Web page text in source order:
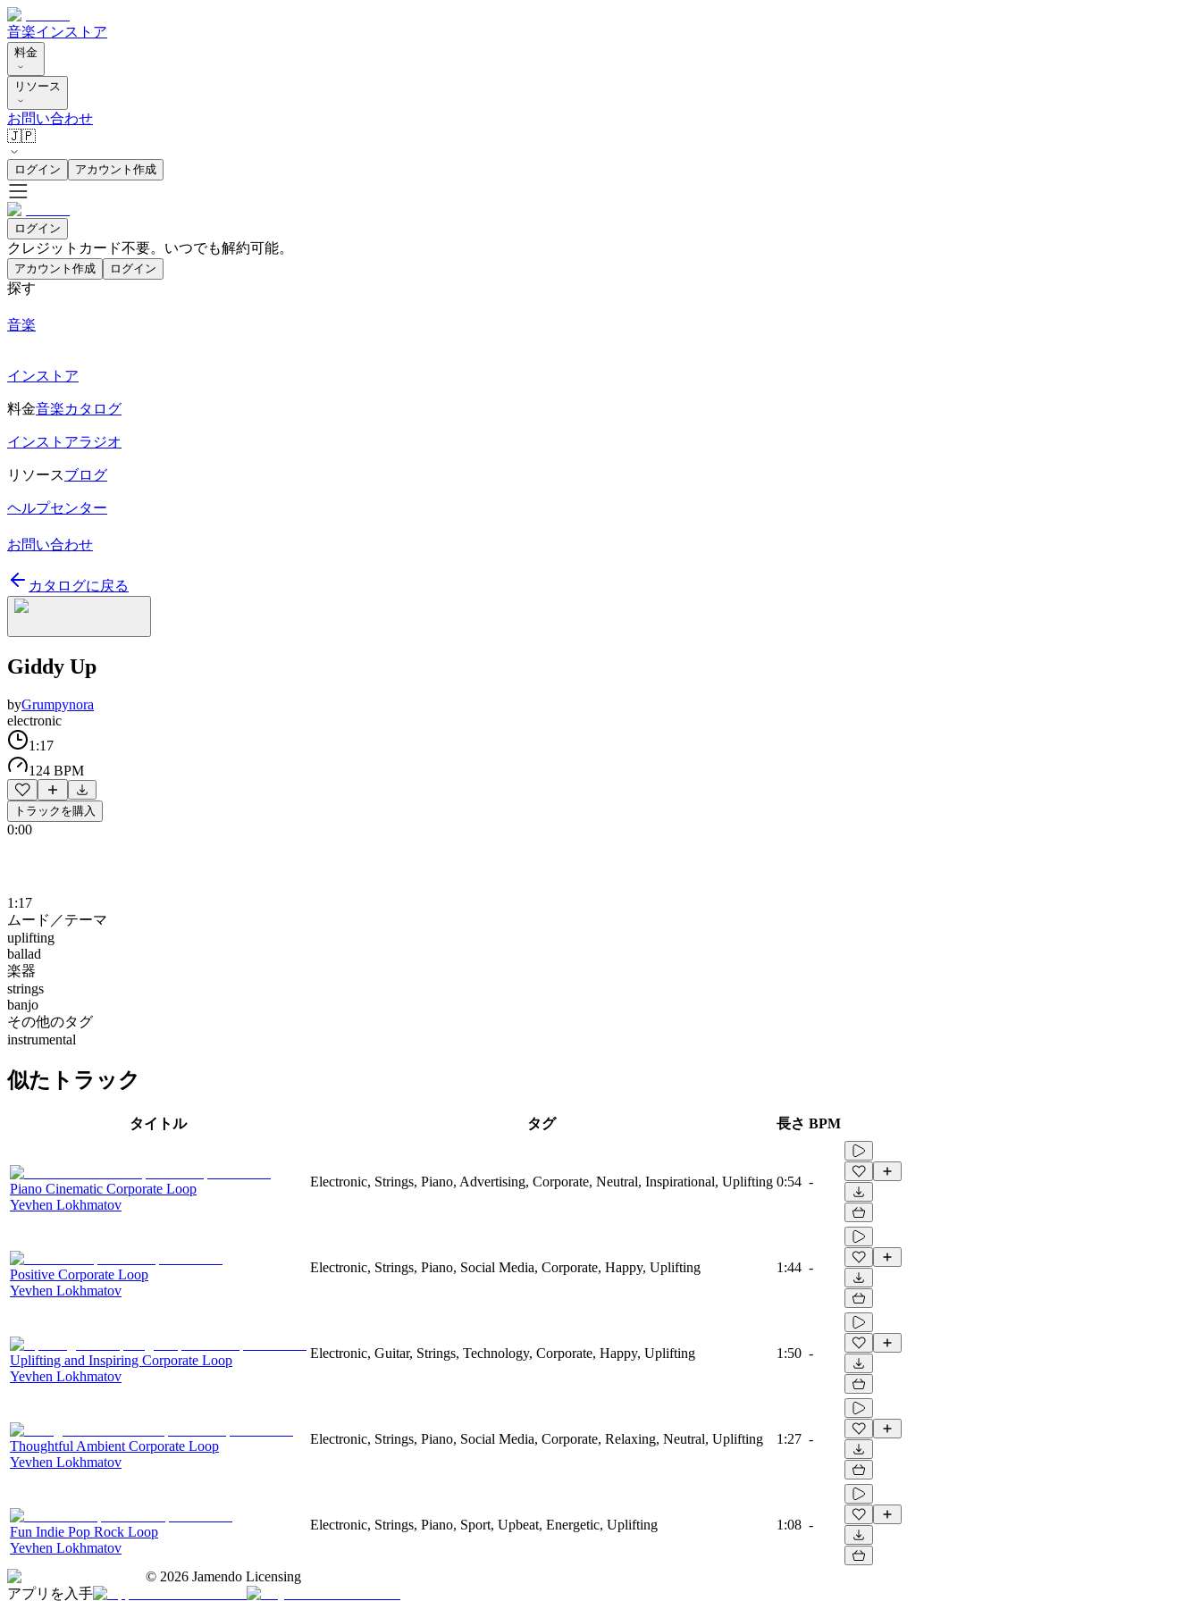
音楽インストア
料金
リソース
お問い合わせ
🇯🇵
ログイン アカウント作成
ログイン
クレジットカード不要。いつでも解約可能。
アカウント作成 ログイン
探す
音楽
インストア
料金音楽カタログ
インストアラジオ
リソースブログ
ヘルプセンター
お問い合わせ
カタログに戻る
Giddy Up
byGrumpynora
electronic
1:17
124 BPM
トラックを購入
0:00
1:17
ムード／テーマ
uplifting
ballad
楽器
strings
banjo
その他のタグ
instrumental
似たトラック
タイトル タグ 長さ BPM
Piano Cinematic Corporate Loop
Yevhen Lokhmatov
Electronic, Strings, Piano, Advertising, Corporate, Neutral, Inspirational, Uplifting 0:54 -
Positive Corporate Loop
Yevhen Lokhmatov
Electronic, Strings, Piano, Social Media, Corporate, Happy, Uplifting 1:44 -
Uplifting and Inspiring Corporate Loop
Yevhen Lokhmatov
Electronic, Guitar, Strings, Technology, Corporate, Happy, Uplifting 1:50 -
Thoughtful Ambient Corporate Loop
Yevhen Lokhmatov
Electronic, Strings, Piano, Social Media, Corporate, Relaxing, Neutral, Uplifting 1:27 -
Fun Indie Pop Rock Loop
Yevhen Lokhmatov
Electronic, Strings, Piano, Sport, Upbeat, Energetic, Uplifting 1:08 -
© 2026 Jamendo Licensing
アプリを入手